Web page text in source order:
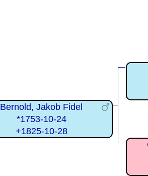
Bernold, Jakob Fidel
*1753-10-24
+1825-10-28